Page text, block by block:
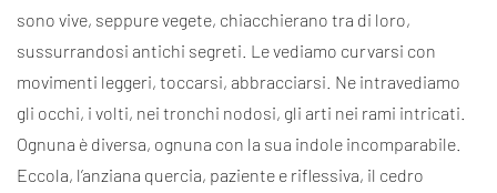
sono vive, seppure vegete, chiacchierano tra di loro,
sussurrandosi antichi segreti. Le vediamo curvarsi con
movimenti leggeri, toccarsi, abbracciarsi. Ne intravediamo
gli occhi, i volti, nei tronchi nodosi, gli arti nei rami intricati.
Ognuna è diversa, ognuna con la sua indole incomparabile.
Eccola, l’anziana quercia, paziente e riflessiva, il cedro